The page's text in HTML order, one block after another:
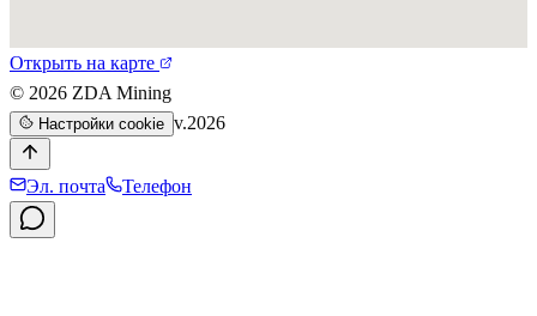
Открыть на карте
© 2026 ZDA Mining
Настройки cookie v.2026
Эл. почта Телефон